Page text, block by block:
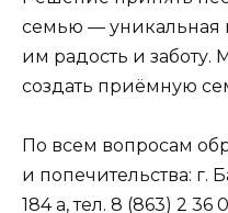
семью — уникальная
им радость и заботу.
создать приёмную
По всем вопросам
и попечительства: г.
184 а, тел. 8 (863) 2 36